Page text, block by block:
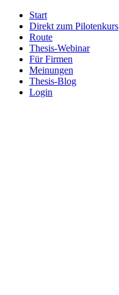
Start
Direkt zum Pilotenkurs
Route
Thesis-Webinar
Für Firmen
Meinungen
Thesis-Blog
Login